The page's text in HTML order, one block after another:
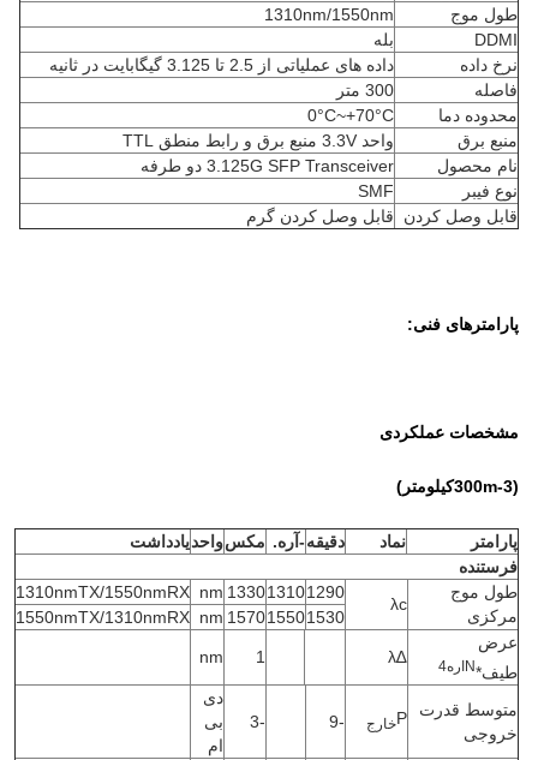
طول موج
1310nm/1550nm
DDMI
بله
نرخ داده
داده های عملیاتی از 2.5 تا 3.125 گیگابایت در ثانیه
فاصله
300 متر
محدوده دما
0°C~+70°C
منبع برق
واحد 3.3V منبع برق و رابط منطق TTL
نام محصول
3.125G SFP Transceiver دو طرفه
نوع فیبر
SMF
قابل وصل کردن
قابل وصل کردن گرم
پارامترهای فنی:
مشخصات عملکردی
(3
00m-3 کیلومتر)
پارامتر نماد دقیقه-آره. مکسواحدیادداشت
فرستنده
طول موج
مرکزی
λc
1290
1310
1330
nm
1310nmTX/1550nmRX
1530
1550
1570
nm
1550nmTX/1310nmRX
عرض
طیف*Nاره4
∆λ
1
nm
متوسط قدرت
خروجی
Pخارج -9
-3
دی
بی
ام